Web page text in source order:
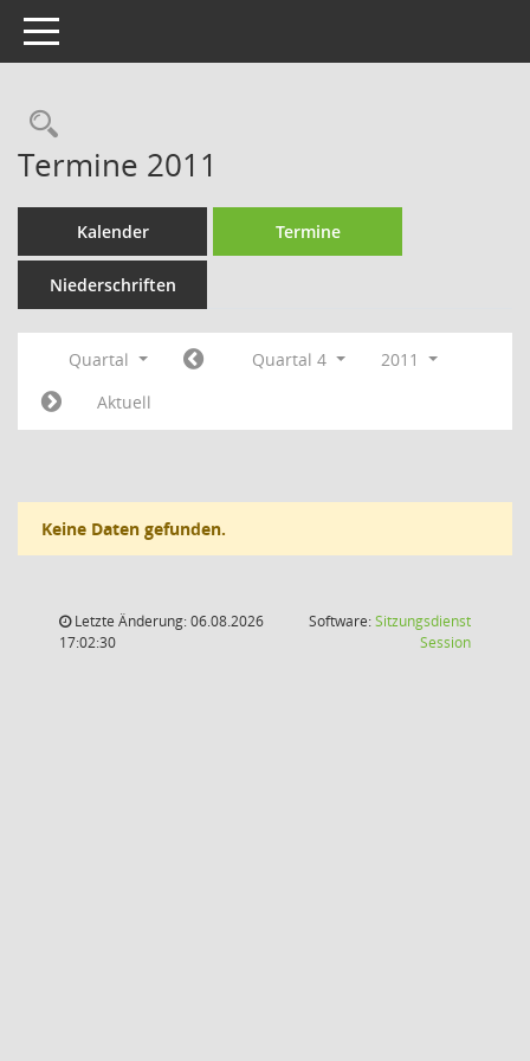
Toggle navigation
Rechercheauswahl
Termine 2011
Kalender Termine
Niederschriften
Quartal Quartal 4
2011
Aktuell
Keine Daten gefunden.
Letzte Änderung: 06.08.2026
17:02:30
Software:Sitzungsdienst
Session(Wird in